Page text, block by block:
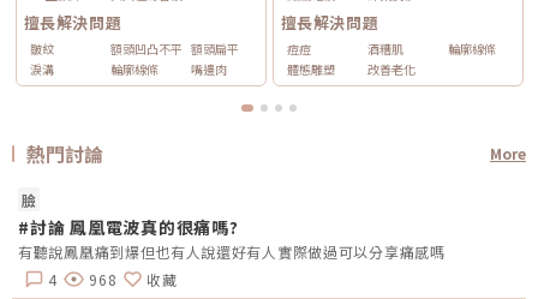
擅長解決問題
皺紋 額頭凹凸不平 額頭扁平
淚溝
輪廓線條 嘴邊肉
擅長解決問題
痘痘 酒糟肌
輪廓線條
體態雕塑
改善老化
熱門討論 More
臉
#討論 鳳凰電波真的很痛嗎?
有聽說鳳凰痛到爆但也有人說還好有人實際做過可以分享痛感嗎
4
968 收藏